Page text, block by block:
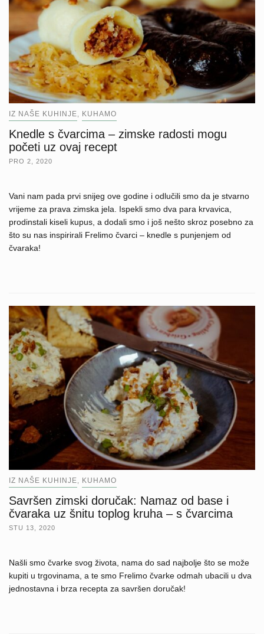
IZ NAŠE KUHINJE KUHAMO
Knedle s čvarcima – zimske radosti mogu
početi uz ovaj recept
PRO 2, 2020
Vani nam pada prvi snijeg ove godine i odlučili smo da je stvarno
vrijeme za prava zimska jela. Ispekli smo dva para krvavica,
prodinstali kiseli kupus, a dodali smo i još nešto skroz posebno za
što su nas inspirirali Frelimo čvarci – knedle s punjenjem od
čvaraka!
IZ NAŠE KUHINJE KUHAMO
Savršen zimski doručak: Namaz od base i
čvaraka uz šnitu toplog kruha – s čvarcima
STU 13, 2020
Našli smo čvarke svog života, nama do sad najbolje što se može
kupiti u trgovinama, a te smo Frelimo čvarke odmah ubacili u dva
jednostavna i brza recepta za savršen doručak!